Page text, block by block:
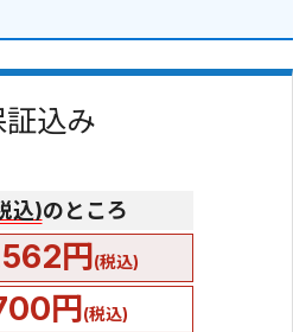
込み
込)のところ
円(税込)
円(税込)